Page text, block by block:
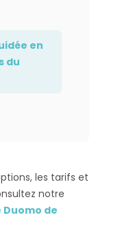
en
du
les tarifs et
notre
Duomo de